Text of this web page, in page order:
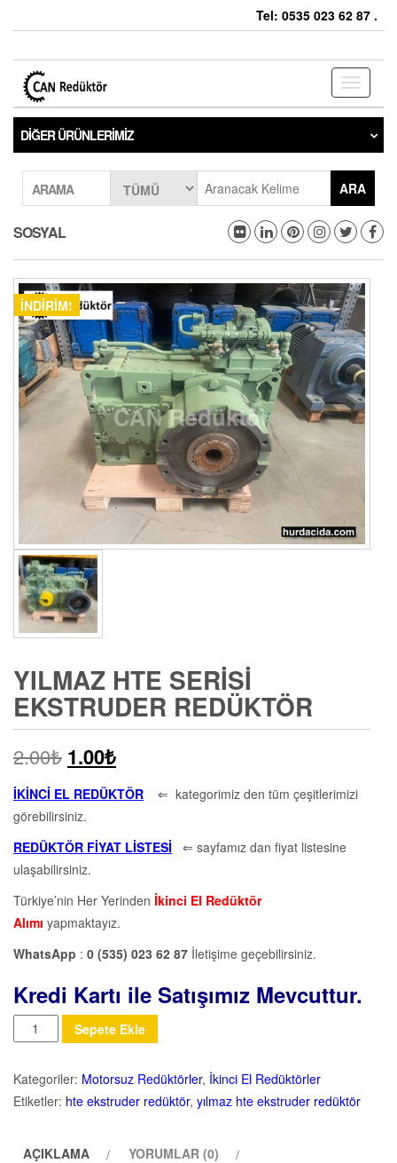
Tel: 0535 023 62 87 .
Toggle
DIĞER ÜRÜNLERIMIZ
ARAMA ARA
SOSYAL
İNDIRIM!
YILMAZ HTE SERISI
EKSTRUDER REDÜKTÖR
2.00₺ 1.00₺
İKİNCİ EL REDÜKTÖR ⇐ kategorimiz den tüm çeşitlerimizi
görebilirsiniz.
REDÜKTÖR FİYAT LİSTESİ ⇐ sayfamız dan fiyat listesine
ulaşabilirsiniz.
Türkiye’nin Her Yerinden İkinci El Redüktör
Alımı yapmaktayız.
WhatsApp : 0 (535) 023 62 87 İletişime geçebilirsiniz.
Kredi Kartı ile Satışımız Mevcuttur.
Miktar Sepete Ekle
Kategoriler: Motorsuz Redüktörler, İkinci El Redüktörler
Etiketler: hte ekstruder redüktör, yılmaz hte ekstruder redüktör
AÇIKLAMA YORUMLAR (0)